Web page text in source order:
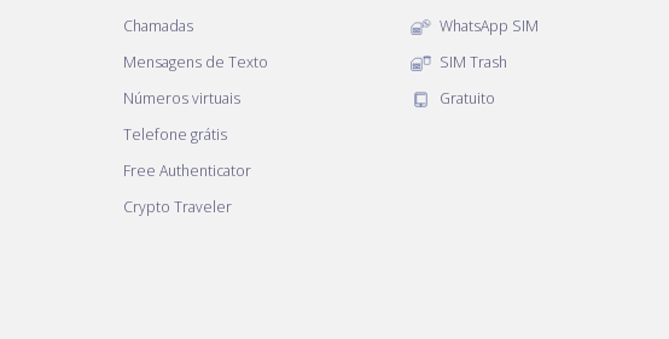
Chamadas
Mensagens de Texto
Números virtuais
Telefone grátis
Free Authenticator
Crypto Traveler
WhatsApp SIM
SIM Trash
Gratuito